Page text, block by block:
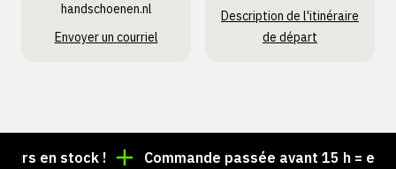
handschoenen.nl
Envoyer un courriel
Description de l'itinéraire
de départ
en stock !
Commande passée avant 15 h =